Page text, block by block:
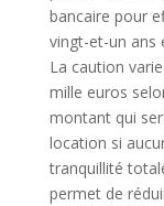
bancaire pour
vingt-et-un ans
La caution
mille euros
montant qui
location si
tranquillité
permet de